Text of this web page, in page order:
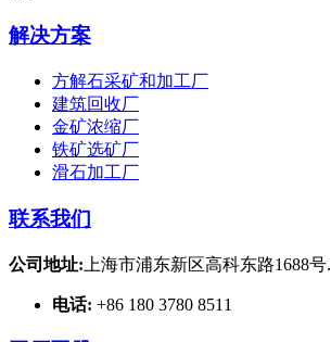
解决方案
方解石采矿和加工厂
建筑回收厂
金矿浓缩厂
铁矿选矿厂
滑石加工厂
联系我们
公司地址: 上海市浦东新区高科东路1688号.
电话: +86 180 3780 8511